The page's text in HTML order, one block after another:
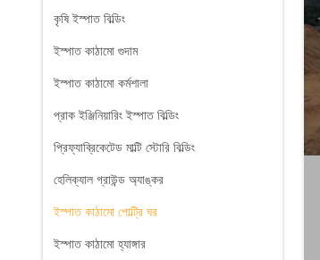
কৃষি ইস্পাত বিল্ডিং
ইস্পাত কাঠামো গুদাম
ইস্পাত কাঠামো কর্মশালা
প্রাক ইঞ্জিনিয়ারিং ইস্পাত বিল্ডিং
প্রিফ্যাব্রিকেটেড মাল্টি স্টোরি বিল্ডিং
হেলিক্যাল গ্রাউন্ড অ্যাঙ্কর
ইস্পাত কাঠামো পোল্ট্রি ঘর
ইস্পাত কাঠামো হ্যাঙ্গার